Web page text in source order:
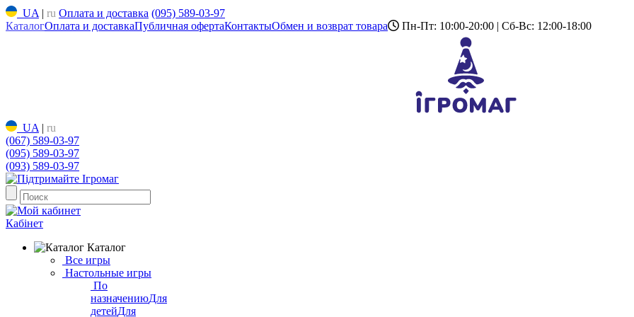
UA | ru Оплата и доставка (095) 589-03-97
КаталогОплата и доставкаПубличная офертаКонтактыОбмен и возврат товара Пн-Пт: 10:00-20:00 | Сб-Вс: 12:00-18:00
UA | ru
(067) 589-03-97
(095) 589-03-97
(093) 589-03-97
Кабінет
Каталог
Все игры
Настольные игры
По
назначениюДля
детейДля